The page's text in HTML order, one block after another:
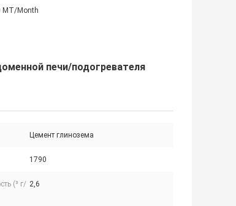
MT/Month
печи/подогревателя
Цемент глинозема
1790
(³ г/ 2,6